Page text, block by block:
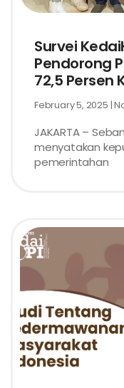
Survei
Pendorong
72,5 Persen
February 5, 2025
JAKARTA –
menyatakan
pemerintahan